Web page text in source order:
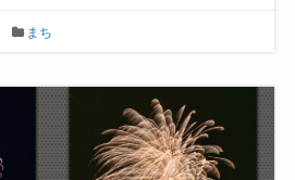
まち